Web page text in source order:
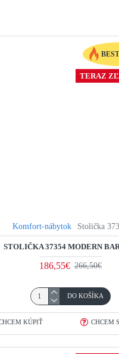
TERAZ
Komfort-nábytok Stolička
STOLIČKA 37354 MODERN
186,55€ 266,50€
DO KOŠÍKA
KÚPIŤ CHCEM